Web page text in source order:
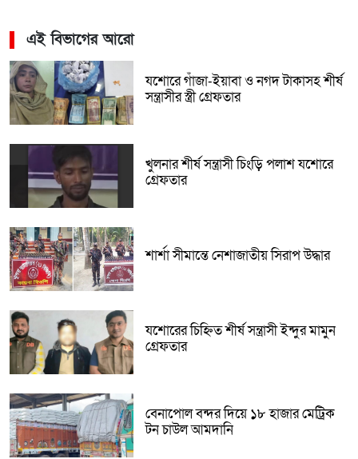
এই বিভাগের আরো
যশোরে গাঁজা-ইয়াবা ও নগদ টাকাসহ শীর্ষ
সন্ত্রাসীর স্ত্রী গ্রেফতার
খুলনার শীর্ষ সন্ত্রাসী চিংড়ি পলাশ যশোরে
গ্রেফতার
শার্শা সীমান্তে নেশাজাতীয় সিরাপ উদ্ধার
যশোরের চিহ্নিত শীর্ষ সন্ত্রাসী ইন্দুর মামুন
গ্রেফতার
বেনাপোল বন্দর দিয়ে ১৮ হাজার মেট্রিক
টন চাউল আমদানি